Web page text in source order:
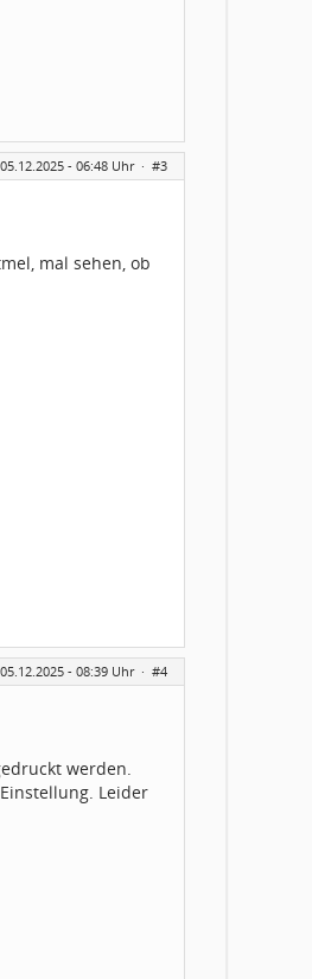
05.12.2025 - 06:48 Uhr · #3
mal sehen, ob
05.12.2025 - 08:39 Uhr · #4
werden.
Leider